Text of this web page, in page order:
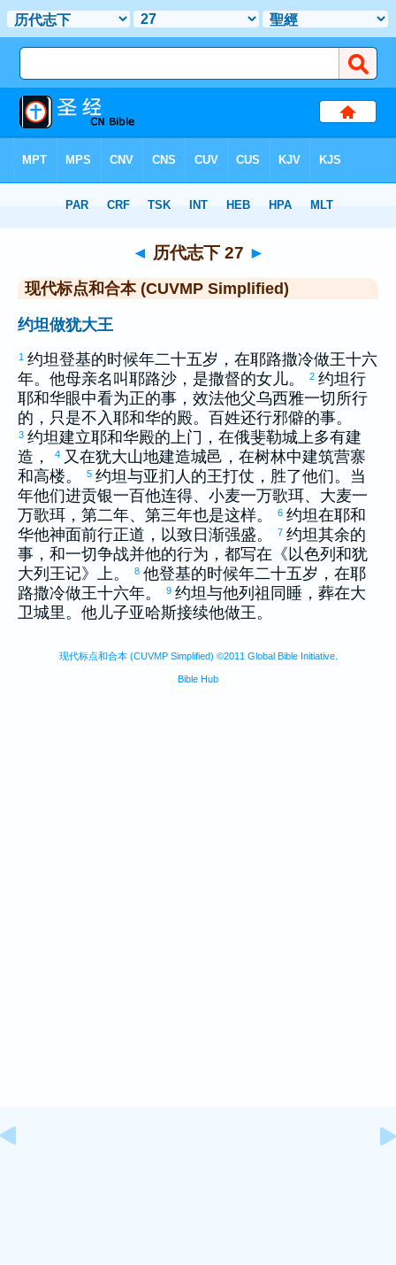
> 历代志下 27
◄ 历代志下 27 ►
现代标点和合本 (CUVMP Simplified)
约坦做犹大王
1 约坦登基的时候年二十五岁，在耶路撒冷做王十六
年。他母亲名叫 耶路沙 ，是撒督的女儿。 2 约坦行
耶和华眼中看为正的事，效法他父乌西雅一切所行
的，只是不入耶和华的殿。百姓还行邪僻的事。
3 约坦建立耶和华殿的上门，在俄斐勒城上多有建
造，
4 又在犹大山地建造城邑，在树林中建筑营寨
和高楼。
5 约坦与亚扪 人的王打仗，胜了他们。当
年他们进贡银一百他连得、小麦一万歌珥、大麦一
万歌珥，第二年、第三年也是这样。
6 约坦在耶和
华他神面前行正道，以致日渐强盛。
7 约坦其余的
事，和一切争战并他的行为，都写在《以色列 和犹
大列王记》上。 8 他登基的时候年二十五岁，在耶
路撒冷做王十六年。 9 约坦与他列祖同睡，葬在大
卫城里。他儿子亚哈斯接续他做王。
现代标点和合本 (CUVMP Simplified) ©2011 Global Bible Initiative.
Bible Hub